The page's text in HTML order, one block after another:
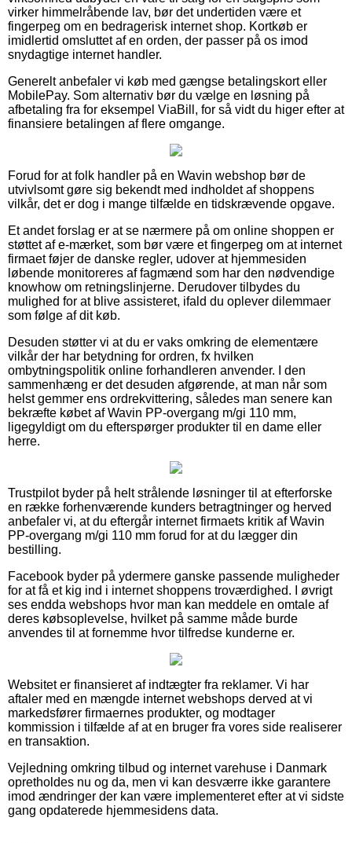
virker himmelråbende lav, bør det undertiden være et
fingerpeg om en bedragerisk internet shop. Kortkøb er
imidlertid omsluttet af en orden, der passer på os imod
snydagtige internet handler.
Generelt anbefaler vi køb med gængse betalingskort eller
MobilePay. Som alternativ bør du vælge en løsning på
afbetaling fra for eksempel ViaBill, for så vidt du higer efter at
finansiere betalingen af flere omgange.
Forud for at folk handler på en Wavin webshop bør de
utvivlsomt gøre sig bekendt med indholdet af shoppens
vilkår, det er dog i mange tilfælde en tidskrævende opgave.
Et andet forslag er at se nærmere på om online shoppen er
støttet af e-mærket, som bør være et fingerpeg om at internet
firmaet føjer de danske regler, udover at hjemmesiden
løbende monitoreres af fagmænd som har den nødvendige
knowhow om retningslinjerne. Derudover tilbydes du
mulighed for at blive assisteret, ifald du oplever dilemmaer
som følge af dit køb.
Desuden støtter vi at du er vaks omkring de elementære
vilkår der har betydning for ordren, fx hvilken
ombytningspolitik online forhandleren anvender. I den
sammenhæng er det desuden afgørende, at man når som
helst gemmer ens ordrekvittering, således man senere kan
bekræfte købet af Wavin PP-overgang m/gi 110 mm,
ligegyldigt om du efterspørger produkter til en dame eller
herre.
Trustpilot byder på helt strålende løsninger til at efterforske
en række forhenværende kunders betragtninger og herved
anbefaler vi, at du eftergår internet firmaets kritik af Wavin
PP-overgang m/gi 110 mm forud for at du lægger din
bestilling.
Facebook byder på ydermere ganske passende muligheder
for at få et kig ind i internet shoppens troværdighed. I øvrigt
ses endda webshops hvor man kan meddele en omtale af
deres købsoplevelse, hvilket på samme måde burde
anvendes til at fornemme hvor tilfredse kunderne er.
Websitet er finansieret af indtægter fra reklamer. Vi har
aftaler med en mængde internet webshops derved at vi
markedsfører firmaernes produkter, og modtager
kommission i tilfælde af at en bruger fra vores side realiserer
en transaktion.
Vejledning omkring tilbud og internet varehuse i Danmark
opretholdes nu og da, men vi kan desværre ikke garantere
imod ændringer der kan være implementeret efter at vi sidste
gang opdaterede hjemmesidens data.